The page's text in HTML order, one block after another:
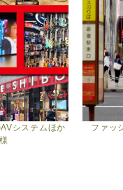
システムほか
ファッ